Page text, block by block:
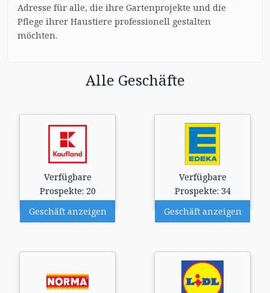
Adresse für alle, die ihre Gartenprojekte und die
Pflege ihrer Haustiere professionell gestalten
möchten.
Alle Geschäfte
Verfügbare
Prospekte: 20
Geschäft anzeigen
Verfügbare
Prospekte: 34
Geschäft anzeigen